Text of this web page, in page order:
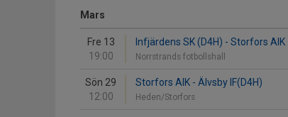
Mars
Fre 13
19:00
Infjärdens SK (D4H) - Storfors AIK
Norrstrands fotbollshall
Sön 29
12:00
Storfors AIK - Älvsby IF(D4H)
Heden/Storfors